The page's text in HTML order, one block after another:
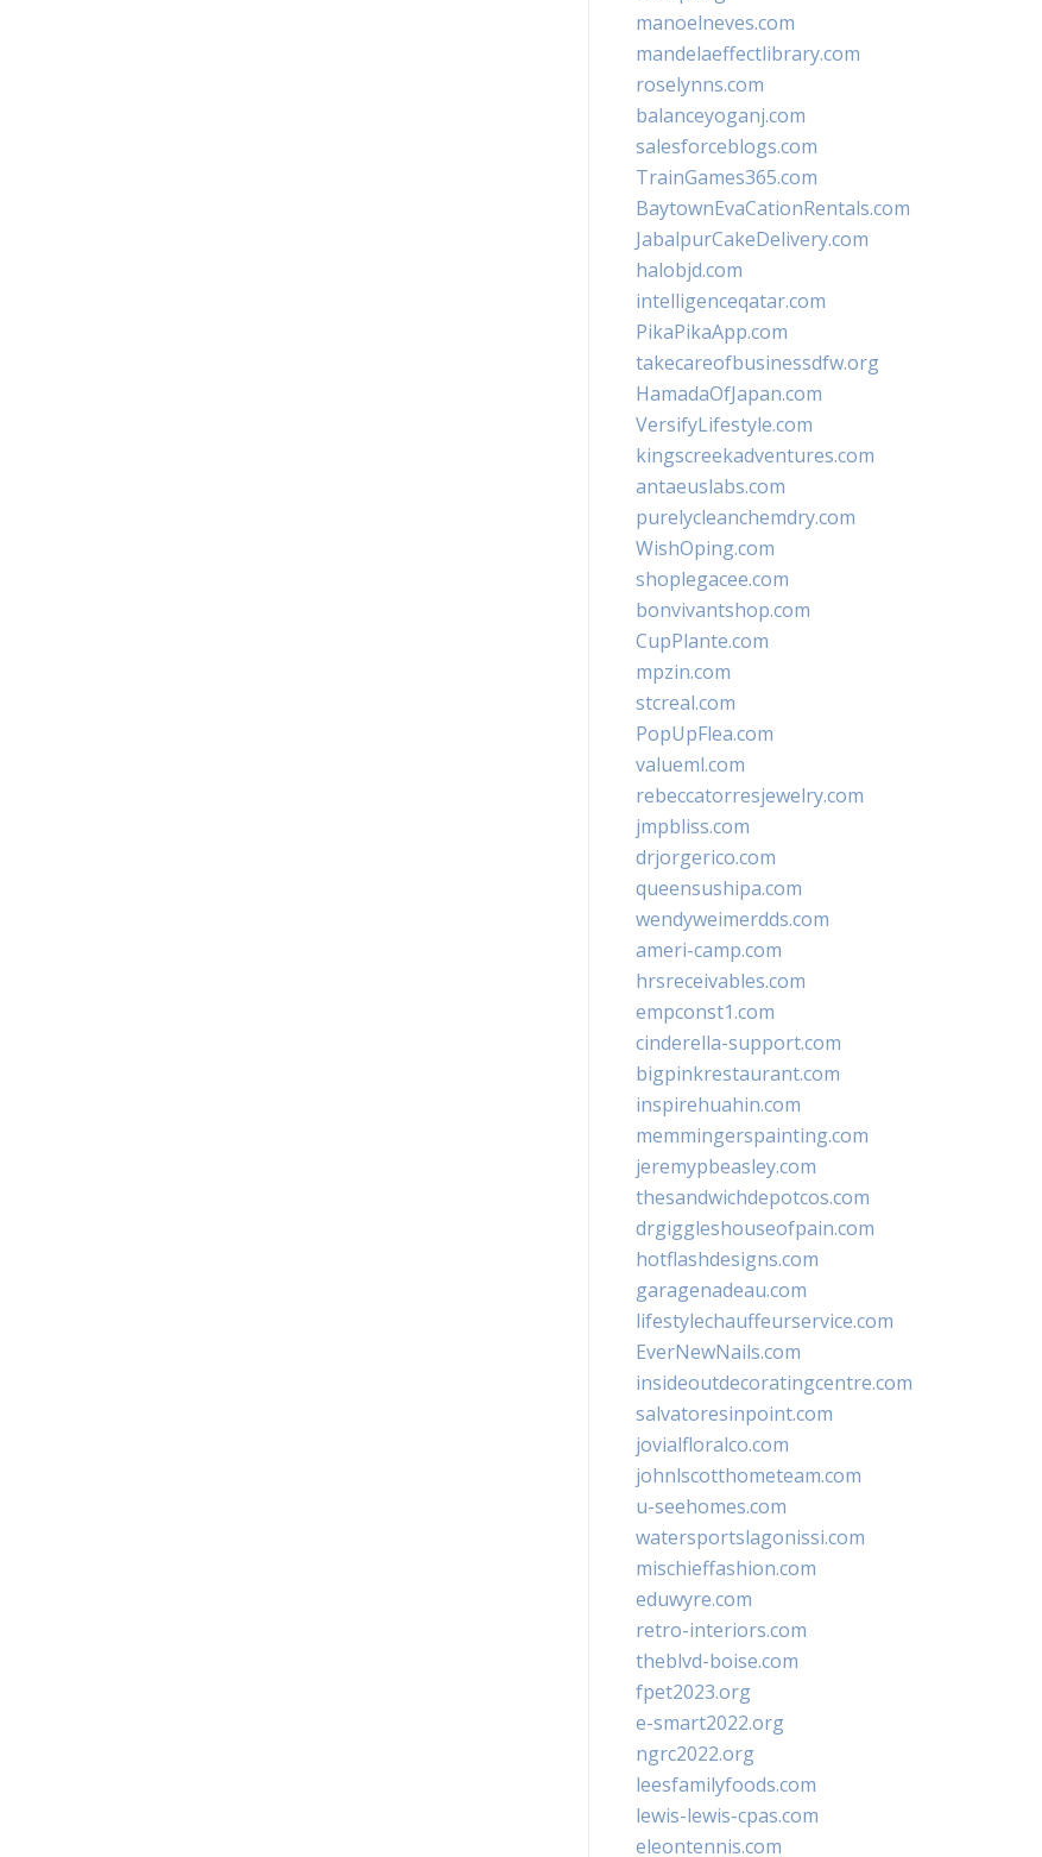
manoelneves.com
mandelaeffectlibrary.com
roselynns.com
balanceyoganj.com
salesforceblogs.com
TrainGames365.com
BaytownEvaCationRentals.com
JabalpurCakeDelivery.com
halobjd.com
intelligenceqatar.com
PikaPikaApp.com
takecareofbusinessdfw.org
HamadaOfJapan.com
VersifyLifestyle.com
kingscreekadventures.com
antaeuslabs.com
purelycleanchemdry.com
WishOping.com
shoplegacee.com
bonvivantshop.com
CupPlante.com
mpzin.com
stcreal.com
PopUpFlea.com
valueml.com
rebeccatorresjewelry.com
jmpbliss.com
drjorgerico.com
queensushipa.com
wendyweimerdds.com
ameri-camp.com
hrsreceivables.com
empconst1.com
cinderella-support.com
bigpinkrestaurant.com
inspirehuahin.com
memmingerspainting.com
jeremypbeasley.com
thesandwichdepotcos.com
drgiggleshouseofpain.com
hotflashdesigns.com
garagenadeau.com
lifestylechauffeurservice.com
EverNewNails.com
insideoutdecoratingcentre.com
salvatoresinpoint.com
jovialfloralco.com
johnlscotthometeam.com
u-seehomes.com
watersportslagonissi.com
mischieffashion.com
eduwyre.com
retro-interiors.com
theblvd-boise.com
fpet2023.org
e-smart2022.org
ngrc2022.org
leesfamilyfoods.com
lewis-lewis-cpas.com
eleontennis.com